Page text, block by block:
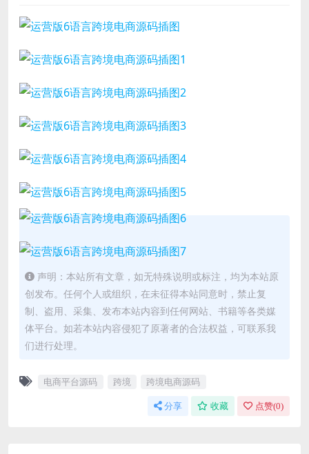
声明：本站所有文章，如无特殊说明或标注，均为本站原
创发布。任何个人或组织，在未征得本站同意时，禁止复
制、盗用、采集、发布本站内容到任何网站、书籍等各类媒
体平台。如若本站内容侵犯了原著者的合法权益，可联系我
们进行处理。
电商平台源码 跨境 跨境电商源码
分享 收藏 点赞(0)